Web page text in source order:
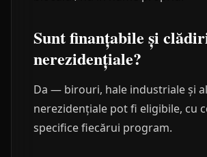
Sunt finanțabile și
nerezidențiale?
Da — birouri, hale industriale și
nerezidențiale pot fi eligibile, cu
specifice fiecărui program.